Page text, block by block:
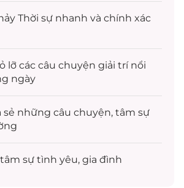
Thời sự nhanh và chính xác
lỡ các câu chuyện giải trínổi
ngày
sẻ những câu chuyện, tâm sự
tâm sự tình yêu, gia đình